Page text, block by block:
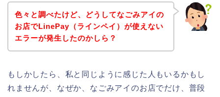
色々と調べたけど、どうしてなごみアイの
お店でLinePay（ラインペイ）が使えない
エラーが発生したのかしら？
もしかしたら、私と同じように感じた人もいるかもし
れませんが、なぜか、なごみアイのお店でだけ、普段